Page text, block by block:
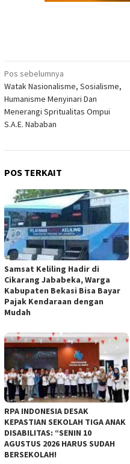
Navigasi
pos
Pos sebelumnya
Watak Nasionalisme, Sosialisme,
Humanisme Menyinari Dan
Menerangi Spritualitas Ompui
S.A.E. Nababan
POS TERKAIT
Samsat Keliling Hadir di
Cikarang Jababeka, Warga
Kabupaten Bekasi Bisa Bayar
Pajak Kendaraan dengan
Mudah
RPA INDONESIA DESAK
KEPASTIAN SEKOLAH TIGA ANAK
DISABILITAS: “SENIN 10
AGUSTUS 2026 HARUS SUDAH
BERSEKOLAH!